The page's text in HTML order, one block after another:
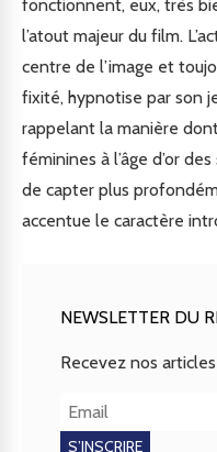
fonctionnent, eux, très
l’atout majeur du film.
centre de l’image et
fixité, hypnotise par son
rappelant la manière
féminines à l’âge d’or
de capter plus
accentue le caractère
NEWSLETTER DU
Recevez nos